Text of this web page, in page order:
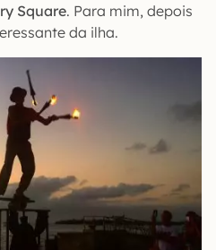
Square. Para mim, depois
da ilha.